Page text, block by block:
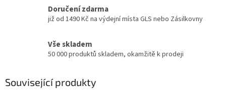
Doručení zdarma
již od 1490 Kč na výdejní místa GLS nebo Zásilkovny
Vše skladem
50 000 produktů skladem, okamžitě k prodeji
Související produkty